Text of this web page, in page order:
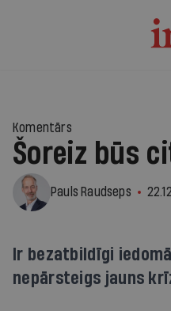
Komentārs
Šoreiz būs
Pauls Raudseps
Ir bezatbildīgi
nepārsteigs jauns